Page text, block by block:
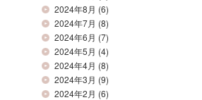
2024年8月 (6)
2024年7月 (8)
2024年6月 (7)
2024年5月 (4)
2024年4月 (8)
2024年3月 (9)
2024年2月 (6)